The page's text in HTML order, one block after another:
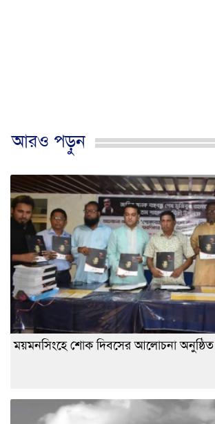
আরও পড়ুন
ময়মনসিংহে শোক দিবসের আলোচনা অনুষ্ঠিত